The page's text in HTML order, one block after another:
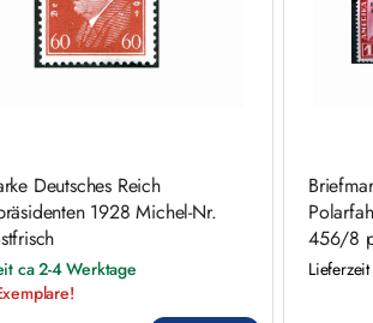
Deutsches Reich
1928 Michel-Nr.
ca 2-4 Werktage
456/8